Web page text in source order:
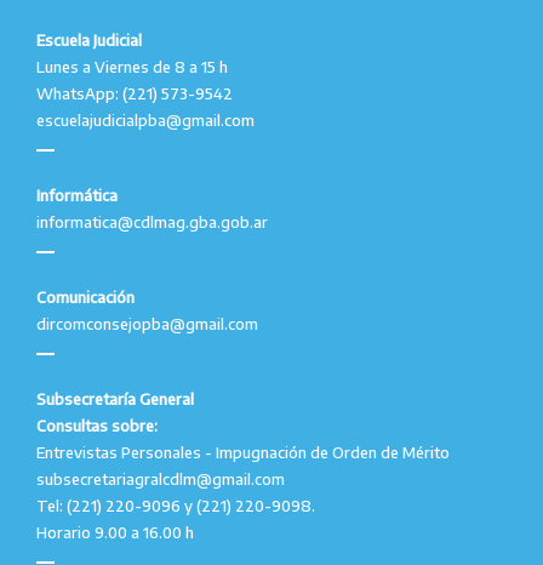
Escuela Judicial
Lunes a Viernes de 8 a 15 h
WhatsApp: (221) 573-9542
escuelajudicialpba@gmail.com
Informática
informatica@cdlmag.gba.gob.ar
Comunicación
dircomconsejopba@gmail.com
Subsecretaría General
Consultas sobre:
Entrevistas Personales - Impugnación de Orden de Mérito
subsecretariagralcdlm@gmail.com
Tel: (221) 220-9096 y (221) 220-9098.
Horario 9.00 a 16.00 h